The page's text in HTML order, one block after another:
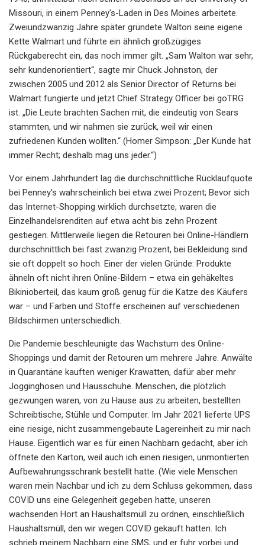
Missouri, in einem Penney's-Laden in Des Moines arbeitete.
Zweiundzwanzig Jahre später gründete Walton seine eigene
Kette Walmart und führte ein ähnlich großzügiges
Rückgaberecht ein, das noch immer gilt. „Sam Walton war sehr,
sehr kundenorientiert“, sagte mir Chuck Johnston, der
zwischen 2005 und 2012 als Senior Director of Returns bei
Walmart fungierte und jetzt Chief Strategy Officer bei goTRG
ist. „Die Leute brachten Sachen mit, die eindeutig von Sears
stammten, und wir nahmen sie zurück, weil wir einen
zufriedenen Kunden wollten.“ (Homer Simpson: „Der Kunde hat
immer Recht; deshalb mag uns jeder.“)
Vor einem Jahrhundert lag die durchschnittliche Rücklaufquote
bei Penney's wahrscheinlich bei etwa zwei Prozent; Bevor sich
das Internet-Shopping wirklich durchsetzte, waren die
Einzelhandelsrenditen auf etwa acht bis zehn Prozent
gestiegen. Mittlerweile liegen die Retouren bei Online-Händlern
durchschnittlich bei fast zwanzig Prozent, bei Bekleidung sind
sie oft doppelt so hoch. Einer der vielen Gründe: Produkte
ähneln oft nicht ihren Online-Bildern – etwa ein gehäkeltes
Bikinioberteil, das kaum groß genug für die Katze des Käufers
war – und Farben und Stoffe erscheinen auf verschiedenen
Bildschirmen unterschiedlich.
Die Pandemie beschleunigte das Wachstum des Online-
Shoppings und damit der Retouren um mehrere Jahre. Anwälte
in Quarantäne kauften weniger Krawatten, dafür aber mehr
Jogginghosen und Hausschuhe. Menschen, die plötzlich
gezwungen waren, von zu Hause aus zu arbeiten, bestellten
Schreibtische, Stühle und Computer. Im Jahr 2021 lieferte UPS
eine riesige, nicht zusammengebaute Lagereinheit zu mir nach
Hause. Eigentlich war es für einen Nachbarn gedacht, aber ich
öffnete den Karton, weil auch ich einen riesigen, unmontierten
Aufbewahrungsschrank bestellt hatte. (Wie viele Menschen
waren mein Nachbar und ich zu dem Schluss gekommen, dass
COVID uns eine Gelegenheit gegeben hatte, unseren
wachsenden Hort an Haushaltsmüll zu ordnen, einschließlich
Haushaltsmüll, den wir wegen COVID gekauft hatten. Ich
schrieb meinem Nachbarn eine SMS, und er fuhr vorbei und